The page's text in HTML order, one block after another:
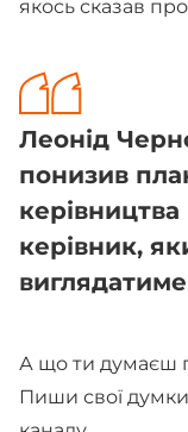
якось сказав
Леонід
понизив
керівник,
А що ти думаєш
Пиши свої